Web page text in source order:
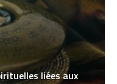
liées aux